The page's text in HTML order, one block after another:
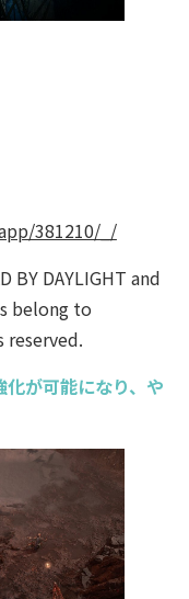
381210/_/
BY DAYLIGHT and
belong to
が可能になり、や